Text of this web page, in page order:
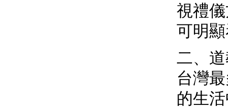
視禮
可明
二、
台灣
的生